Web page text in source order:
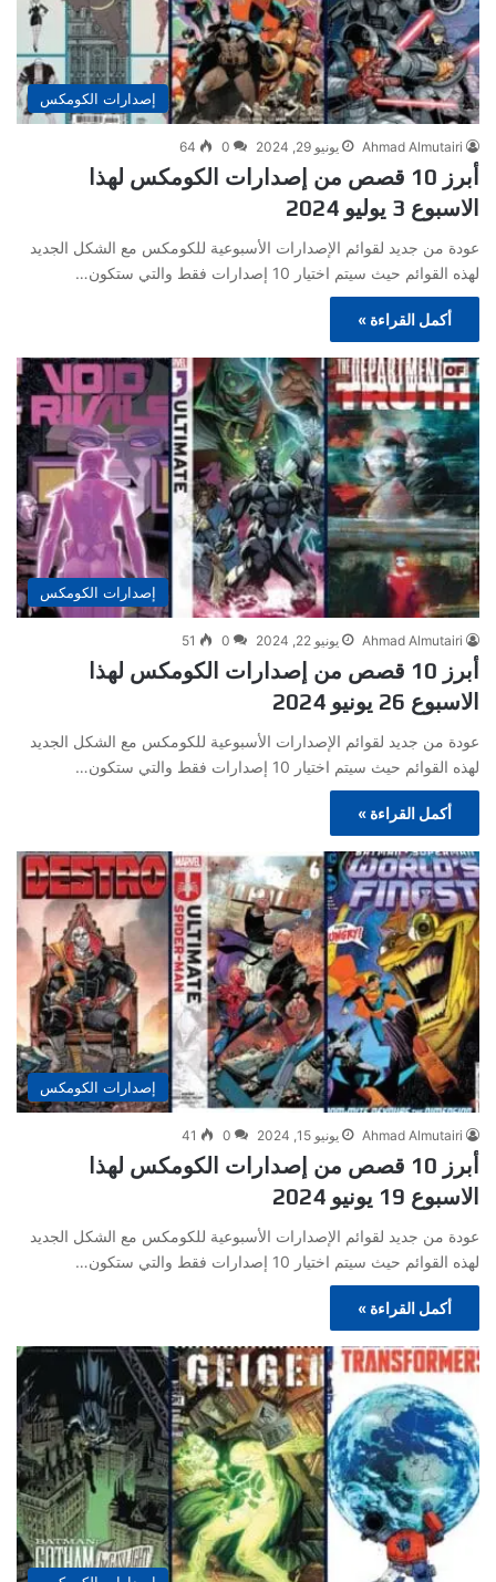
إصدارات الكومكس
Ahmad Almutairi يونيو 29, 2024 0
64
أبرز 10 قصص من إصدارات الكومكس لهذا
الاسبوع 3 يوليو 2024
عودة من جديد لقوائم الإصدارات الأسبوعية للكومكس مع الشكل الجديد
لهذه القوائم حيث سيتم اختيار 10 إصدارات فقط والتي ستكون…
أكمل القراءة »
إصدارات الكومكس
Ahmad Almutairi يونيو 22, 2024 0
51
أبرز 10 قصص من إصدارات الكومكس لهذا
الاسبوع 26 يونيو 2024
عودة من جديد لقوائم الإصدارات الأسبوعية للكومكس مع الشكل الجديد
لهذه القوائم حيث سيتم اختيار 10 إصدارات فقط والتي ستكون…
أكمل القراءة »
إصدارات الكومكس
Ahmad Almutairi يونيو 15, 2024 0
41
أبرز 10 قصص من إصدارات الكومكس لهذا
الاسبوع 19 يونيو 2024
عودة من جديد لقوائم الإصدارات الأسبوعية للكومكس مع الشكل الجديد
لهذه القوائم حيث سيتم اختيار 10 إصدارات فقط والتي ستكون…
أكمل القراءة »